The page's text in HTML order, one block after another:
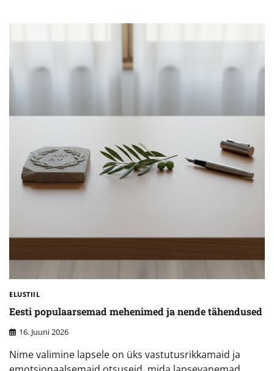
ELUSTIIL
Eesti populaarsemad mehenimed ja nende tähendused
16. Juuni 2026
Nime valimine lapsele on üks vastutusrikkamaid ja